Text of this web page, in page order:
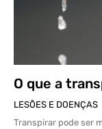
O que a
LESÕES E DOENÇAS
Transpirar pode ser